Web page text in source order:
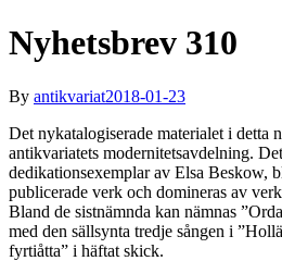
Nyhetsbrev 310
By antikvariat2018-01-23
Det nykatalogiserade materialet i detta
antikvariatets modernitetsavdelning.
dedikationsexemplar av Elsa Beskow,
publicerade verk och domineras av
Bland de sistnämnda kan nämnas
med den sällsynta tredje sången i
fyrtiåtta” i häftat skick.